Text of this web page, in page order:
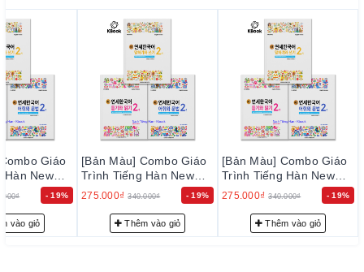
hướng dẫn cách sử dụng tiếng Hàn trong những tình
huống khác nhau.
II. CAM KẾT
1. Cam kết về chất lượng sản phẩm:
– Chúng tôi cam kết chỉ phân phối và mang đến cho quý khách
hàng những đầu sách tiếng Hàn chất lượng tốt nhất trên thị
trường hiện nay, đảm bảo đúng chất lượng sách đẹp, nội dung
rõ ràng và đầy đủ chi tiết.
– Bảo đảm mỗi quyển sách trước khi xuất kho đều phải qua
thực hiện kiểm tra kỹ lưỡng để loại trừ sự cố có thể xảy ra
trong thời gian sớm nhất, nhằm đạt tiêu chuẩn chất lượng tốt
với độ tin cậy cao, thoả mãn nhu cầu của khách hàng.
- 19%
Giáo
Hàn New
2-1 - 새
vào giỏ
- 19%
[Bản Màu] Combo Giáo
Trình Tiếng Hàn New
Yonsei Korean 2-1 - 새
275.000₫ 340.000₫
Thêm vào giỏ
- 19%
[Bản Màu] Combo Giáo
Trình Tiếng Hàn New
Yonsei Korean 2-1 - 새
275.000₫ 340.000₫
Thêm vào giỏ